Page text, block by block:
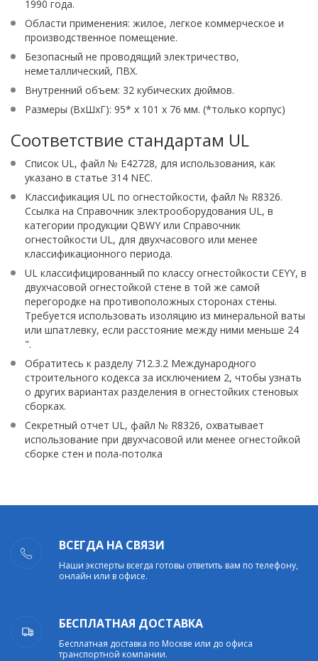
1990 года.
Области применения: жилое, легкое коммерческое и
производственное помещение.
Безопасный не проводящий электричество,
неметаллический, ПВХ.
Внутренний объем: 32 кубических дюймов.
Размеры (ВхШхГ): 95* x 101 x 76 мм. (*только корпус)
Соответствие стандартам UL
Список UL, файл № E42728, для использования, как
указано в статье 314 NEC.
Классификация UL по огнестойкости, файл № R8326.
Ссылка на Справочник электрооборудования UL, в
категории продукции QBWY или Справочник
огнестойкости UL, для двухчасового или менее
классификационного периода.
UL классифицированный по классу огнестойкости CEYY, в
двухчасовой огнестойкой стене в той же самой
перегородке на противоположных сторонах стены.
Требуется использовать изоляцию из минеральной ваты
или шпатлевку, если расстояние между ними меньше 24
".
Обратитесь к разделу 712.3.2 Международного
строительного кодекса за исключением 2, чтобы узнать
о других вариантах разделения в огнестойких стеновых
сборках.
Секретный отчет UL, файл № R8326, охватывает
использование при двухчасовой или менее огнестойкой
сборке стен и пола-потолка
ВСЕГДА НА СВЯЗИ
Наши эксперты всегда готовы ответить вам по телефону,
онлайн или в офисе.
БЕСПЛАТНАЯ ДОСТАВКА
Бесплатная доставка по Москве или до офиса
транспортной компании.